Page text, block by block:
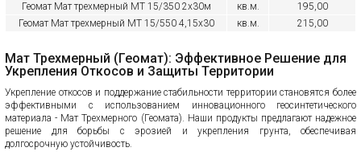
Геомат Мат трехмерный МТ 15/3502х30м кв.м.
195,00
Геомат Мат трехмерный МТ 15/550 4,15х30
кв.м. 215,00
Мат Трехмерный (Геомат): Эффективное Решение для
Укрепления Откосов и Защиты Территории
Укрепление откосов и поддержание стабильности территории становятся более
эффективными с использованием инновационного геосинтетического
материала - Мат Трехмерного (Геомата). Наши продукты предлагают надежное
решение для борьбы с эрозией и укрепления грунта, обеспечивая
долгосрочную устойчивость.